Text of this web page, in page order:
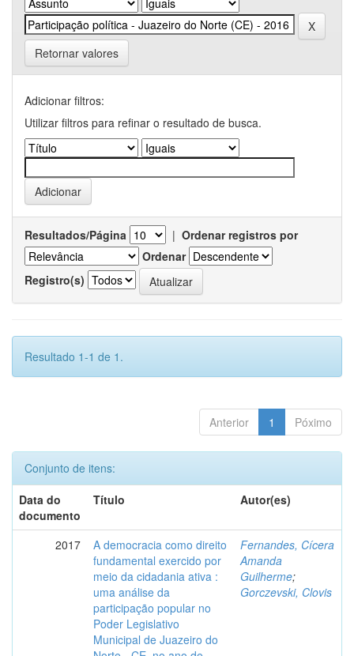
Retornar valores
Adicionar filtros:
Utilizar filtros para refinar o resultado de busca.
Resultados/Página | Ordenar registros por
Ordenar
Registro(s)
Resultado 1-1 de 1.
Anterior 1 Póximo
Conjunto de itens:
Data do
documento
Título Autor(es)
2017
A democracia como direito
fundamental exercido por
meio da cidadania ativa :
uma análise da
participação popular no
Poder Legislativo
Municipal de Juazeiro do
Fernandes, Cícera
Amanda
Guilherme;
Gorczevski, Clovis